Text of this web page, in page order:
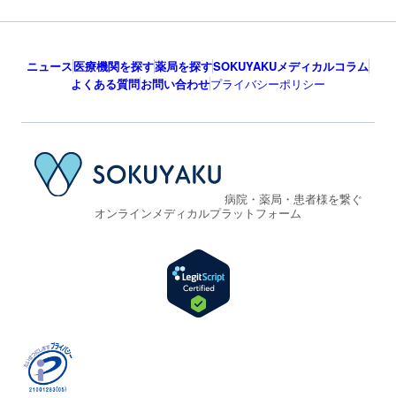
ニュース医療機関を探す薬局を探すSOKUYAKUメディカルコラム
よくある質問お問い合わせプライバシーポリシー
病院・薬局・患者様を繋ぐ
オンラインメディカルプラットフォーム